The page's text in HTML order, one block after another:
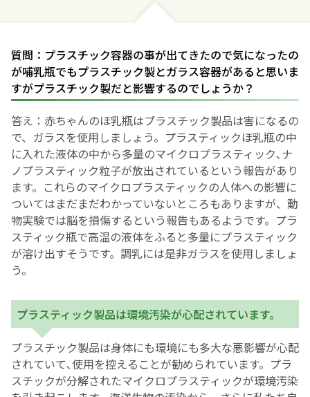
質問：プラスチック容器の事が出てきたので気になったの
が哺乳瓶でもプラスチック製とガラス容器があると思いま
すがプラスチック製だと影響するのでしょうか？
答え：赤ちゃんのほ乳瓶はプラスチック製品は害になるの
で、ガラスを使用しましょう。プラスティックほ乳瓶の中
に入れた液体の中から多量のマイクロプラスティック､ナ
ノプラスティック粒子が放出されているという報告があり
ます。これらのマイクロプラスティックの人体への影響に
ついてはまだまだわかっていないところもありますが、動
物実験では脳を損傷するという報告もあるようです。プラ
スティック瓶で高温の液体をふると多量にプラスティック
が溶け出すそうです。調乳には是非ガラスを使用しましょ
う。
プラスティック製品は環境汚染が心配されています。
プラスチック製品は身体にも環境にも多大な悪影響が心配
されていて､使用を控えることが勧められています。プラ
スチックが分解されたマイクロプラスティックが環境汚染
妊婦健診
お産について
親と子の結びつき支援
母乳育児
予防接種
その他の診療内容
‘さんルーム’ でさまざまな講座・クラス
医師プロフィール
English Page